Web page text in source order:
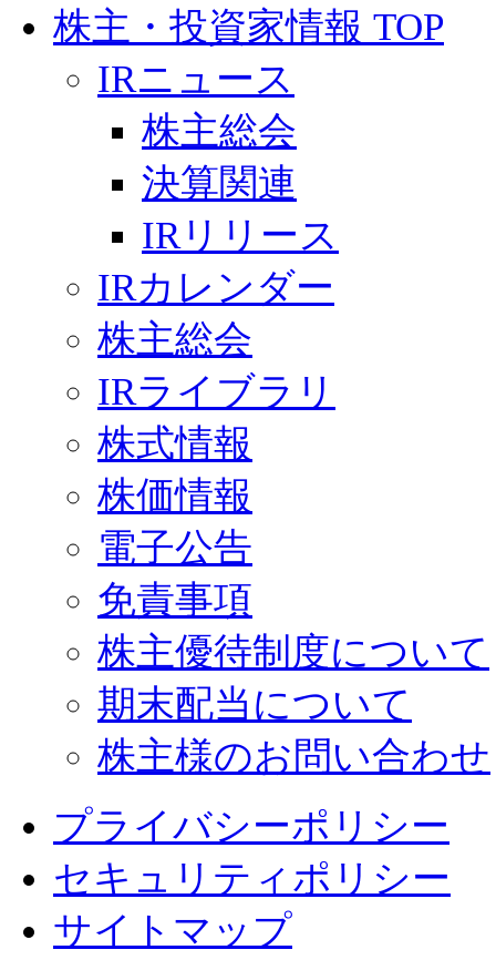
株主・投資家情報 TOP
IRニュース
株主総会
決算関連
IRリリース
IRカレンダー
株主総会
IRライブラリ
株式情報
株価情報
電子公告
免責事項
株主優待制度について
期末配当について
株主様のお問い合わせ
プライバシーポリシー
セキュリティポリシー
サイトマップ